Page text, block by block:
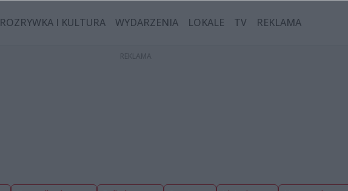
ROZRYWKA I KULTURA WYDARZENIA LOKALE TV REKLAMA